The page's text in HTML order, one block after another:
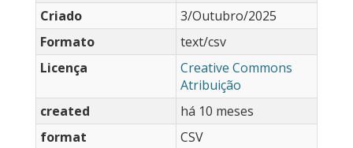
Criado
3/Outubro/2025
Formato
text/csv
Licença
Creative Commons
Atribuição
created
há 10 meses
format
CSV